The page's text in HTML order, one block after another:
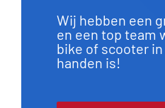
Wij hebben een
en een top team
bike of scooter
handen is!